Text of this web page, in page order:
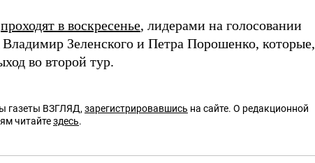
проходят в воскресенье, лидерами на голосовании
Зеленского и Петра Порошенко, которые,
во второй тур.
газеты ВЗГЛЯД, зарегистрировавшись на сайте. О редакционной
читайтездесь.